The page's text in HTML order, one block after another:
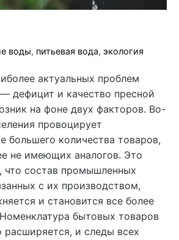
воды, питьевая вода,экология
актуальных проблем
дефицит и качество пресной
на фоне двух факторов. Во-
провоцирует
большего количества товаров,
не имеющих аналогов. Это
что состав промышленных
с их производством,
и становится все более
бытовых товаров
расширяется, и следы всех